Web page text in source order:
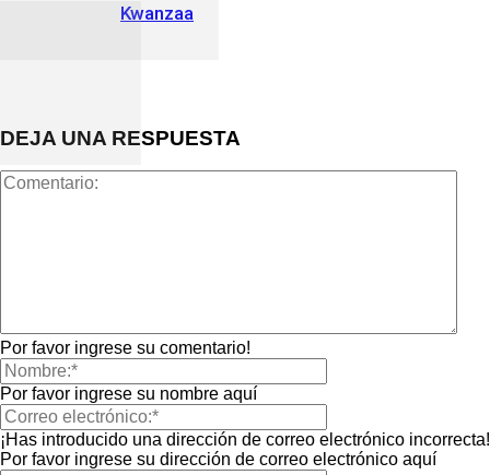
Kwanzaa
DEJA UNA RESPUESTA
Por favor ingrese su comentario!
Por favor ingrese su nombre aquí
¡Has introducido una dirección de correo electrónico incorrecta!
Por favor ingrese su dirección de correo electrónico aquí